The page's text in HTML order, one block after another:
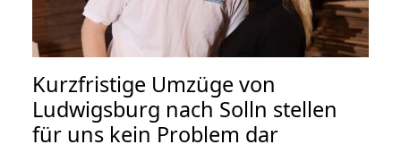
Kurzfristige Umzüge von
Ludwigsburg nach Solln stellen
für uns kein Problem dar